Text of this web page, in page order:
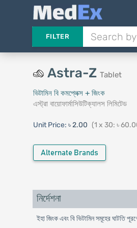
FILTER
Astra-Z Tablet
ভিটামিন বি কমপ্লেক্স + জিংক
এস্ট্রা বায়োফার্মাসিউটিক্যালস লিমিটেড
Unit Price: ৳ 2.00 (1 x 30: ৳
Alternate Brands
নির্দেশনা
ইহা জিংক এবং বি ভিটামিন সমূহের ঘাটতি